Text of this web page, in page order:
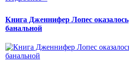
Книга Дженнифер Лопес оказалось
банальной